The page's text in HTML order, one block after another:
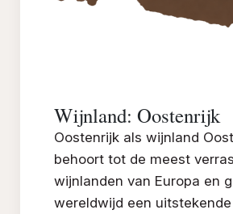
Wijnland: Oostenrijk
Oostenrijk als wijnland
behoort tot de meest
wijnlanden van Europa en
wereldwijd een